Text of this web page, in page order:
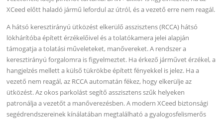
XCeed előtt haladó jármű lefordul az útról, és a vezető erre nem reagál.
A hátsó keresztirányú ütközést elkerülő asszisztens (RCCA) hátsó
lökhárítóba épített érzékelőivel és a tolatókamera jelei alapján
támogatja a tolatási műveleteket, manővereket. A rendszer a
keresztirányú forgalomra is figyelmeztet. Ha érkező járművet érzékel, a
hangjelzés mellett a külső tükrökbe épített fényekkel is jelez. Ha a
vezető nem reagál, az RCCA automatán fékez, hogy elkerülje az
ütközést. Az okos parkolást segítő asszisztens szűk helyeken
patronálja a vezetőt a manőverezésben. A modern XCeed biztonsági
segédrendszereinek kínálatában megtalálható a gyalogosfelismerős